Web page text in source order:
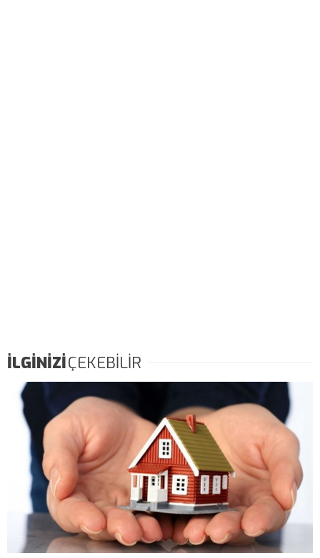
İLGİNİZİÇEKEBİLİR